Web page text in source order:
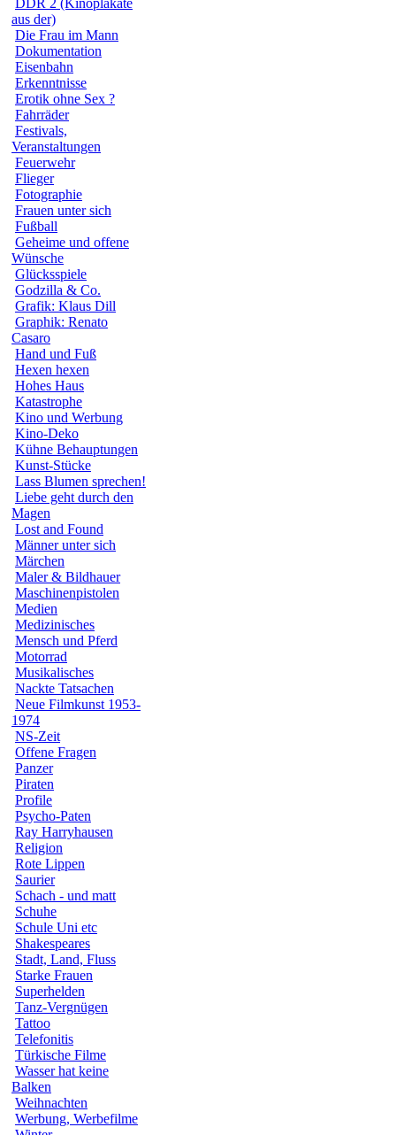
DDR 2 (Kinoplakate
aus der)
Die Frau im Mann
Dokumentation
Eisenbahn
Erkenntnisse
Erotik ohne Sex ?
Fahrräder
Festivals,
Veranstaltungen
Feuerwehr
Flieger
Fotographie
Frauen unter sich
Fußball
Geheime und offene
Wünsche
Glücksspiele
Godzilla & Co.
Grafik: Klaus Dill
Graphik: Renato
Casaro
Hand und Fuß
Hexen hexen
Hohes Haus
Katastrophe
Kino und Werbung
Kino-Deko
Kühne Behauptungen
Kunst-Stücke
Lass Blumen sprechen!
Liebe geht durch den
Magen
Lost and Found
Männer unter sich
Märchen
Maler & Bildhauer
Maschinenpistolen
Medien
Medizinisches
Mensch und Pferd
Motorrad
Musikalisches
Nackte Tatsachen
Neue Filmkunst 1953-
1974
NS-Zeit
Offene Fragen
Panzer
Piraten
Profile
Psycho-Paten
Ray Harryhausen
Religion
Rote Lippen
Saurier
Schach - und matt
Schuhe
Schule Uni etc
Shakespeares
Stadt, Land, Fluss
Starke Frauen
Superhelden
Tanz-Vergnügen
Tattoo
Telefonitis
Türkische Filme
Wasser hat keine
Balken
Weihnachten
Werbung, Werbefilme